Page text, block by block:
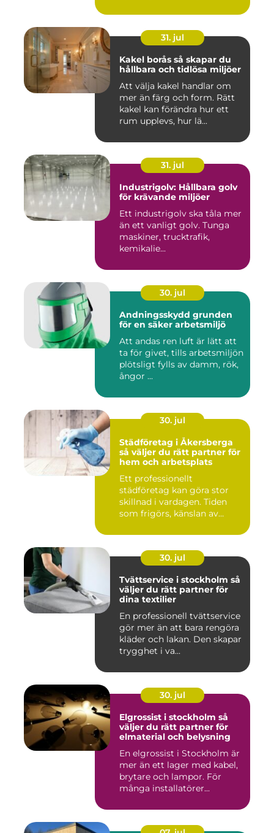
31. jul
Kakel borås så skapar du
hållbara och tidlösa miljöer
Att välja kakel handlar om
mer än färg och form. Rätt
kakel kan förändra hur ett
rum upplevs, hur lä...
31. jul
Industrigolv: Hållbara golv
för krävande miljöer
Ett industrigolv ska tåla mer
än ett vanligt golv. Tunga
maskiner, trucktrafik,
kemikalie...
30. jul
Andningsskydd grunden
för en säker arbetsmiljö
Att andas ren luft är lätt att
ta för givet, tills arbetsmiljön
plötsligt fylls av damm, rök,
ångor ...
30. jul
Städföretag i Åkersberga
så väljer du rätt partner för
hem och arbetsplats
Ett professionellt
städföretag kan göra stor
skillnad i vardagen. Tiden
som frigörs, känslan av
30. jul
Tvättservice i stockholm så
väljer du rätt partner för
dina textilier
En professionell tvättservice
gör mer än att bara rengöra
kläder och lakan. Den skapar
trygghet i va...
30. jul
Elgrossist i stockholm så
väljer du rätt partner för
elmaterial och belysning
En elgrossist i Stockholm är
mer än ett lager med kabel,
brytare och lampor. För
många installatörer...